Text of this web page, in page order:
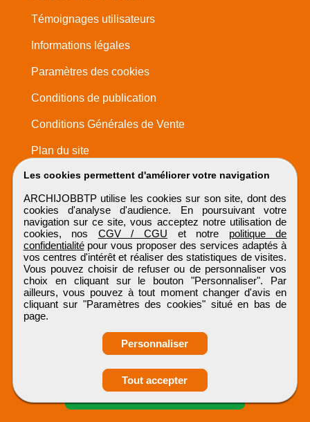
Obtenir ses
coordonnées
Les cookies permettent d'améliorer votre navigation
ARCHIJOBBTP utilise les cookies sur son site, dont des
cookies d'analyse d'audience. En poursuivant votre
navigation sur ce site, vous acceptez notre utilisation de
cookies, nos CGV / CGU et notre politique de
confidentialitépour vous proposer des services adaptés à
vos centres d'intérêt et réaliser des statistiques de visites.
Vous pouvez choisir de refuser ou de personnaliser vos
choix en cliquant sur le bouton "Personnaliser". Par
ailleurs, vous pouvez à tout moment changer d'avis en
cliquant sur "Paramètres des cookies" situé en bas de
page.
Personnaliser
Tout accepter
Témoignages utilisateurs
Informations légales
Paramètres des cookies
Conditions de publication
Conditions Générales de Vente
Plan du site
ARCHIJOBBTP
Tous droits réservés © 1999 - 2026